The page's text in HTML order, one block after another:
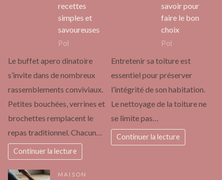
recettes
simples et
savoureuses
Pol
Le buffet apero dinatoire
s’invite dans de nombreux
rassemblements conviviaux.
Petites bouchées, verrines et
brochettes remplacent le
repas traditionnel. Chacun…
Continuer la lecture
savoir pour
faire le bon
choix
Pol
Entretenir sa toiture est
essentiel pour préserver
l’intégrité de son habitation.
Le nettoyage de la toiture ne
se limite pas…
Continuer la lecture
MAISON